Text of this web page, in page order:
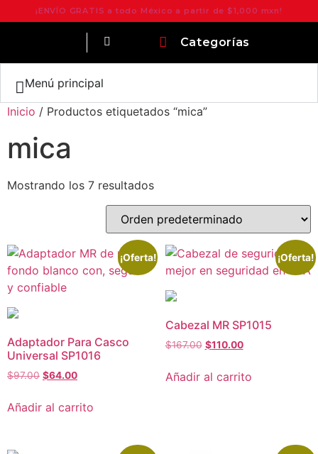
¡ENVÍO GRATIS a todo México a partir de $1,000 mxn!
Categorías
Menú principal
Inicio / Productos etiquetados “mica”
mica
Mostrando los 7 resultados
¡Oferta!
Adaptador Para Casco
Universal SP1016
$97.00 $64.00
Añadir al carrito
¡Oferta!
Cabezal MR SP1015
$167.00 $110.00
Añadir al carrito